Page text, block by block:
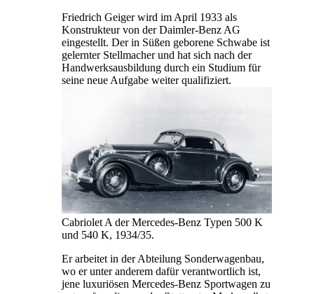
Friedrich Geiger wird im April 1933 als
Konstrukteur von der Daimler-Benz AG
eingestellt. Der in Süßen geborene Schwabe ist
gelernter Stellmacher und hat sich nach der
Handwerksausbildung durch ein Studium für
seine neue Aufgabe weiter qualifiziert.
Cabriolet A der Mercedes-Benz Typen 500 K
und 540 K, 1934/35.
Er arbeitet in der Abteilung Sonderwagenbau,
wo er unter anderem dafür verantwortlich ist,
jene luxuriösen Mercedes-Benz Sportwagen zu